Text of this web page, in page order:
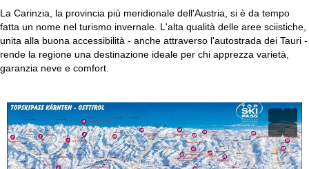
La Carinzia, la provincia più meridionale dell'Austria, si è da tempo
fatta un nome nel turismo invernale. L'alta qualità delle aree sciistiche,
unita alla buona accessibilità - anche attraverso l'autostrada dei Tauri -
rende la regione una destinazione ideale per chi apprezza varietà,
garanzia neve e comfort.